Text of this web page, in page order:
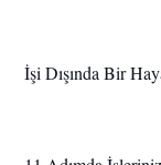
İşi Dışında Bir